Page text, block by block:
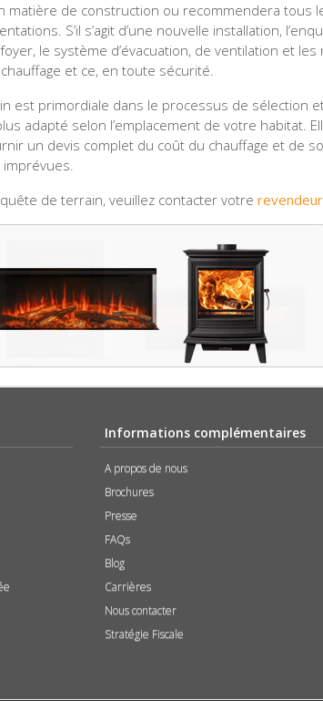
matière de construction ou recommendera tous
S’il s’agit d’une nouvelle installation,
le système d’évacuation, de ventilation et
et ce, en toute sécurité.
est primordiale dans le processus de sélection
adapté selon l’emplacement de votre habitat.
un devis complet du coût du chauffage et de
de terrain, veuillez contacter votre
Informations complémentaires
A propos de nous
Brochures
Presse
FAQs
Blog
Carrières
Nous contacter
Stratégie Fiscale